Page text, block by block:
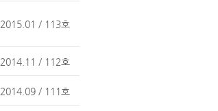
2015.01 / 113호
2014.11 / 112호
2014.09 / 111호